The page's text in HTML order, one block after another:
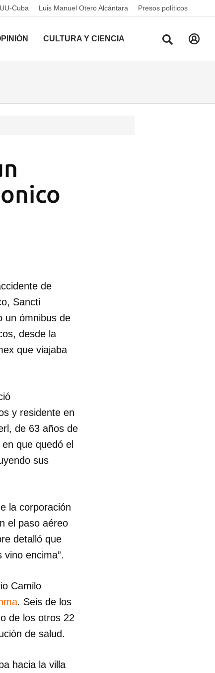
Cuba Luis Manuel Otero Alcántara Presos políticos
CULTURA Y CIENCIA
de
Sancti
un ómnibus de
desde la
que viajaba
y residente en
de 63 años de
que quedó el
sus
la corporación
el paso aéreo
detalló que
encima”.
Camilo
. Seis de los
de los otros 22
de salud.
hacia la villa